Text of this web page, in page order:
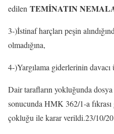
edilen TEMİNATIN
3-)İstinaf harçları peşin
olmadığına,
4-)Yargılama giderlerinin davacı
Dair tarafların yokluğunda
sonucunda HMK 362/1-a
çokluğu ile karar verildi.23/10/